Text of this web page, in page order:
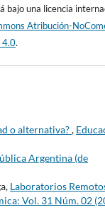
bajo una licencia
Atribución-
4.0.
o alternativa?,
Argentina (de
Laboratorios
Vol. 31 Núm. 02